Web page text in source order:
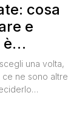
cosa
e
cuore
una volta,
ce ne sono altre
contrario. Per